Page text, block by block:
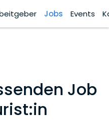
Jobs Events
Job